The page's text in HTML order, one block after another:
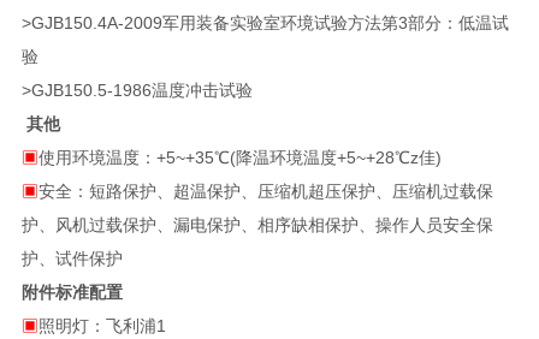
>GJB150.4A-2009军用装备实验室环境试验方法第3部分：低温试
验
>GJB150.5-1986温度冲击试验
其他
▣使用环境温度：+5~+35℃(降温环境温度+5~+28℃z佳)
▣安全：短路保护、超温保护、压缩机超压保护、压缩机过载保
护、风机过载保护、漏电保护、相序缺相保护、操作人员安全保
护、试件保护
附件标准配置
▣照明灯：飞利浦1